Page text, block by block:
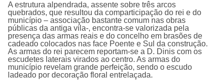
A estrutura alpendrada, assente sobre três arcos
quebrados, que resultou da comparticipação do rei e do
município – associação bastante comum nas obras
públicas da antiga vila-, encontra-se valorizada pela
presença das armas reais e do concelho em brasões de
cadeado colocados nas face Poente e Sul da construção.
As armas do rei parecem reportam-se a D. Dinis com os
escudetes laterais virados ao centro. As armas do
município revelam grande perfeição, sendo o escudo
ladeado por decoração floral entrelaçada.